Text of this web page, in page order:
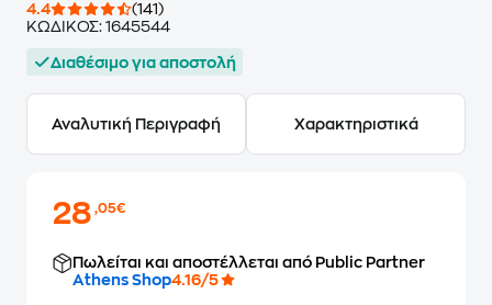
4.4
(141)
ΚΩΔΙΚΟΣ: 1645544
Διαθέσιμο για αποστολή
Αναλυτική Περιγραφή Χαρακτηριστικά
28,05€
Πωλείται και αποστέλλεται από Public Partner
Athens Shop4.16/5